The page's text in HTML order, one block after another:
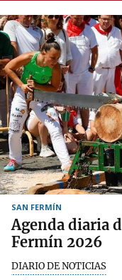
SAN FERMÍN
Agenda diaria
Fermín 2026
DIARIO DE NOTICIAS